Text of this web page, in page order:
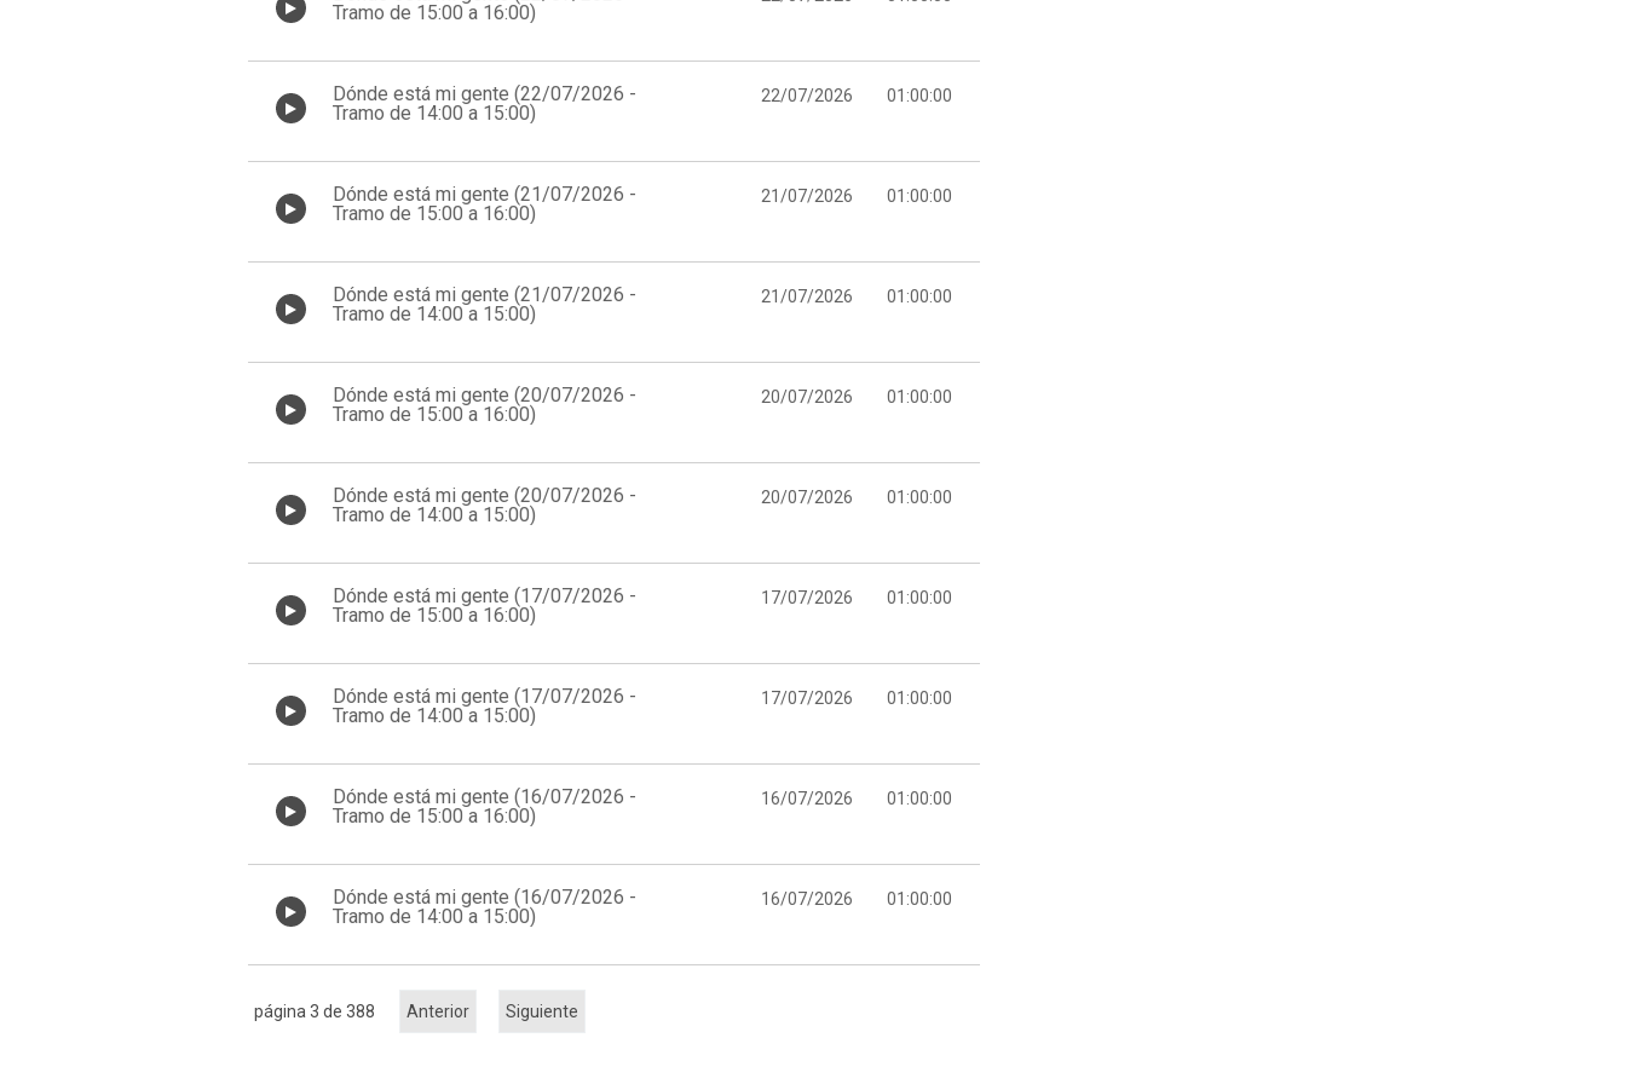
Tramo de 15:00 a 16:00)
Dónde está mi gente (22/07/2026 -
Tramo de 14:00 a 15:00)
22/07/2026 01:00:00
Dónde está mi gente (21/07/2026 -
Tramo de 15:00 a 16:00)
21/07/2026 01:00:00
Dónde está mi gente (21/07/2026 -
Tramo de 14:00 a 15:00)
21/07/2026 01:00:00
Dónde está mi gente (20/07/2026 -
Tramo de 15:00 a 16:00)
20/07/2026 01:00:00
Dónde está mi gente (20/07/2026 -
Tramo de 14:00 a 15:00)
20/07/2026 01:00:00
Dónde está mi gente (17/07/2026 -
Tramo de 15:00 a 16:00)
17/07/2026 01:00:00
Dónde está mi gente (17/07/2026 -
Tramo de 14:00 a 15:00)
17/07/2026 01:00:00
Dónde está mi gente (16/07/2026 -
Tramo de 15:00 a 16:00)
16/07/2026 01:00:00
Dónde está mi gente (16/07/2026 -
Tramo de 14:00 a 15:00)
16/07/2026 01:00:00
Anterior Siguiente
página 3 de 388